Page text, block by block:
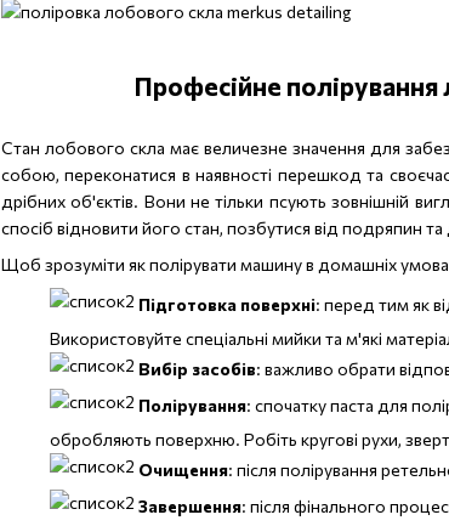
Професійне
Стан лобового скла має величезне значення для
собою, переконатися в наявності перешкод та
дрібних об'єктів. Вони не тільки псують зовнішній
спосіб відновити його стан, позбутися від подряпин
Щоб зрозуміти як полірувати машину в домашніх
Підготовка поверхні: перед тим як
Використовуйте спеціальні мийки та м'які
Вибір засобів: важливо обрати
Полірування: спочатку паста для
обробляють поверхню. Робіть кругові рухи,
Очищення: після полірування
Завершення: після фінального